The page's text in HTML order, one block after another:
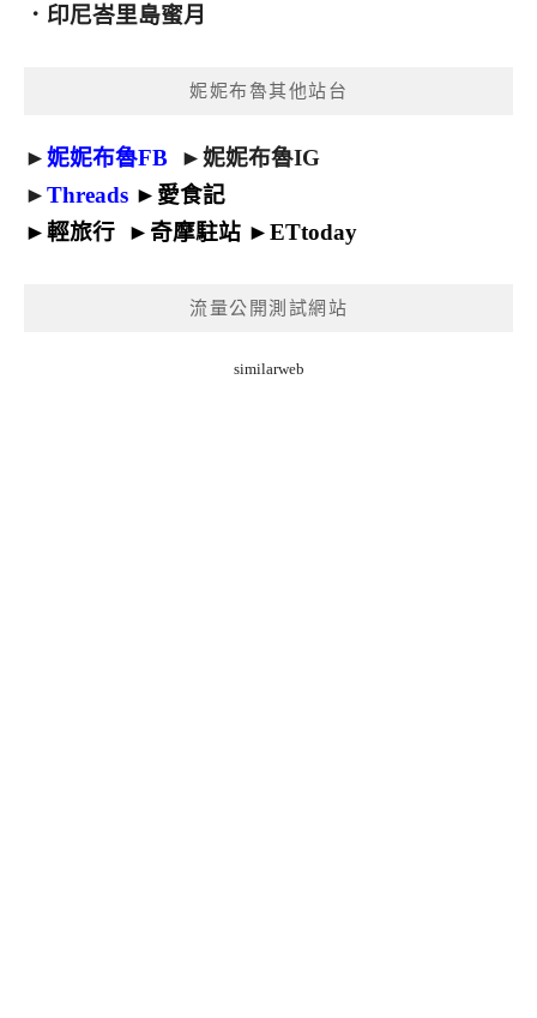
． 印尼峇里島蜜月
妮妮布魯其他站台
►妮妮布魯FB ►妮妮布魯IG
►Threads ► 愛食記
►輕旅行 ► 奇摩駐站 ►ETtoday
流量公開測試網站
similarweb